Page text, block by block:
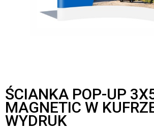
ŚCIANKA POP-UP
MAGNETIC W
WYDRUK